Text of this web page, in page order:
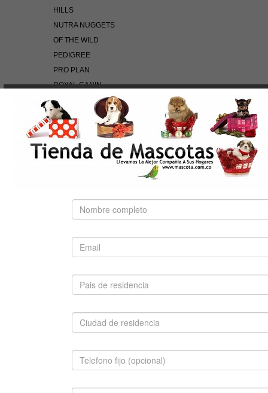
HILLS
NUTRA NUGGETS
OF THE WILD
PEDIGREE
PRO PLAN
ROYAL CANIN
BÚSQUEDA RÁPIDA
Use palabras clave para encontrar el producto que
busca.
Búsqueda Avanzada
SUGERIDO
$1,800,000.00